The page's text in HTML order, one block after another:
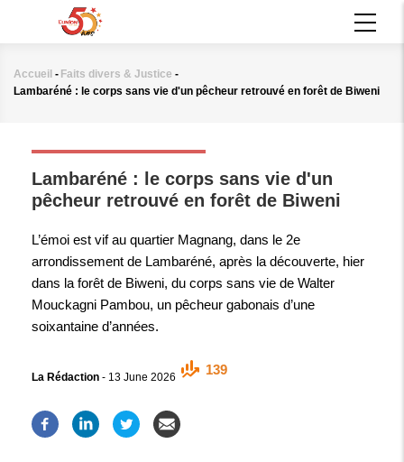
principal
Fil
Accueil - Faits divers & Justice -
Lambaréné : le corps sans vie d'un pêcheur retrouvé en forêt de Biweni
Lambaréné : le corps sans vie d'un
pêcheur retrouvé en forêt de Biweni
L’émoi est vif au quartier Magnang, dans le 2e
arrondissement de Lambaréné, après la découverte, hier
dans la forêt de Biweni, du corps sans vie de Walter
Mouckagni Pambou, un pêcheur gabonais d’une
soixantaine d’années.
La Rédaction - 13 June 2026
139